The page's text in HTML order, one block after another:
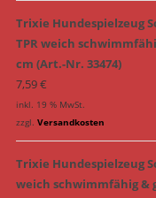
Trixie Hundespielzeug
TPR weich
cm (Art.-Nr. 33474)
7,59€
inkl. 19 % MwSt.
zzgl. Versandkosten
Trixie Hundespielzeug
weich schwimmfähig &